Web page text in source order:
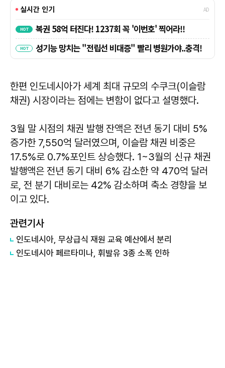
한편 인도네시아가 세계 최대 규모의 수쿠크(이슬람
채권) 시장이라는 점에는 변함이 없다고 설명했다.
3월 말 시점의 채권 발행 잔액은 전년 동기 대비 5%
증가한 7,550억 달러였으며, 이슬람 채권 비중은
17.5%로 0.7%포인트 상승했다. 1~3월의 신규 채권
발행액은 전년 동기 대비 6% 감소한 약 470억 달러
로, 전 분기 대비로는 42% 감소하며 축소 경향을 보
이고 있다.
관련기사
인도네시아, 무상급식 재원 교육 예산에서 분리
인도네시아 페르타미나, 휘발유 3종 소폭 인하